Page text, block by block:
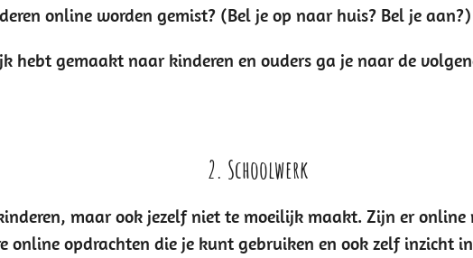
online worden gemist? (Bel je op naar huis? Bel je aan?)
hebt gemaakt naar kinderen en ouders ga je naar de
2. Schoolwerk
maar ook jezelf niet te moeilijk maakt. Zijn er online
online opdrachten die je kunt gebruiken en ook zelf inzicht